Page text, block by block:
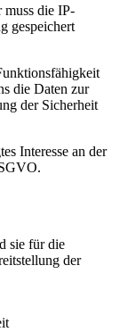
muss die IP-
gespeichert
die Daten zur
der Sicherheit
Interesse an der
sie für die
der